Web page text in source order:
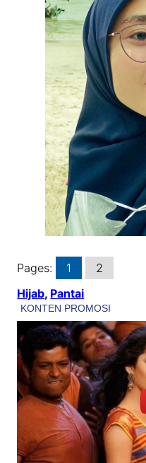
Pages: 1
2
Hijab, Pantai